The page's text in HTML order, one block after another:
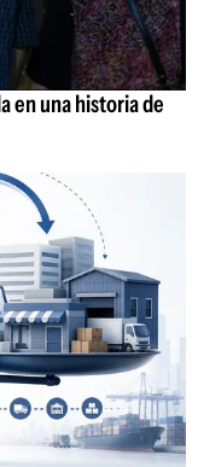
en una historia de